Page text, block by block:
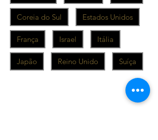
Coreia do Sul Estados Unidos
França Israel Itália
Japão Reino Unido Suíça